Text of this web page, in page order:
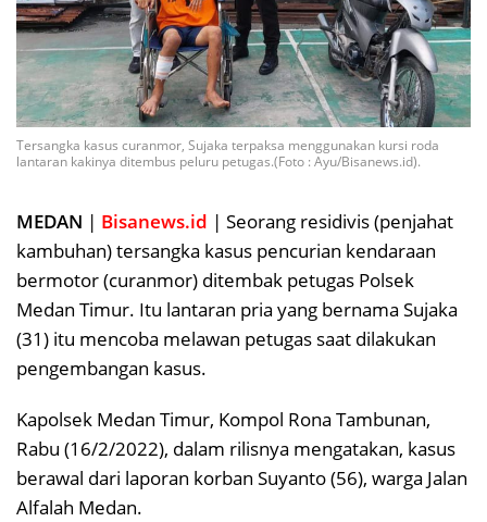
Tersangka kasus curanmor, Sujaka terpaksa menggunakan kursi roda
lantaran kakinya ditembus peluru petugas.(Foto : Ayu/Bisanews.id).
MEDAN | Bisanews.id | Seorang residivis (penjahat
kambuhan) tersangka kasus pencurian kendaraan
bermotor (curanmor) ditembak petugas Polsek
Medan Timur. Itu lantaran pria yang bernama Sujaka
(31) itu mencoba melawan petugas saat dilakukan
pengembangan kasus.
Kapolsek Medan Timur, Kompol Rona Tambunan,
Rabu (16/2/2022), dalam rilisnya mengatakan, kasus
berawal dari laporan korban Suyanto (56), warga Jalan
Alfalah Medan.